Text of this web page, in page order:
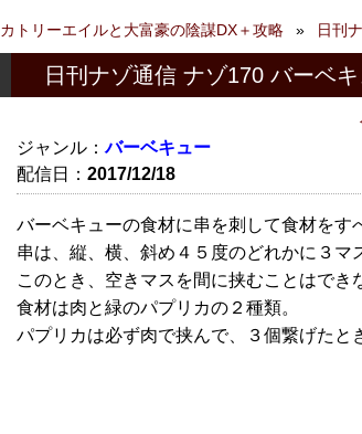
カトリーエイルと大富豪の陰謀DX＋攻略 日刊
日刊ナゾ通信 ナゾ170 バーベ
ジャンル：バーベキュー
配信日： 2017/12/18
バーベキューの食材に串を刺して食材をす
串は、縦、横、斜め４５度のどれかに３マ
このとき、空きマスを間に挟むことはでき
食材は肉と緑のパプリカの２種類。
パプリカは必ず肉で挟んで、３個繋げたと